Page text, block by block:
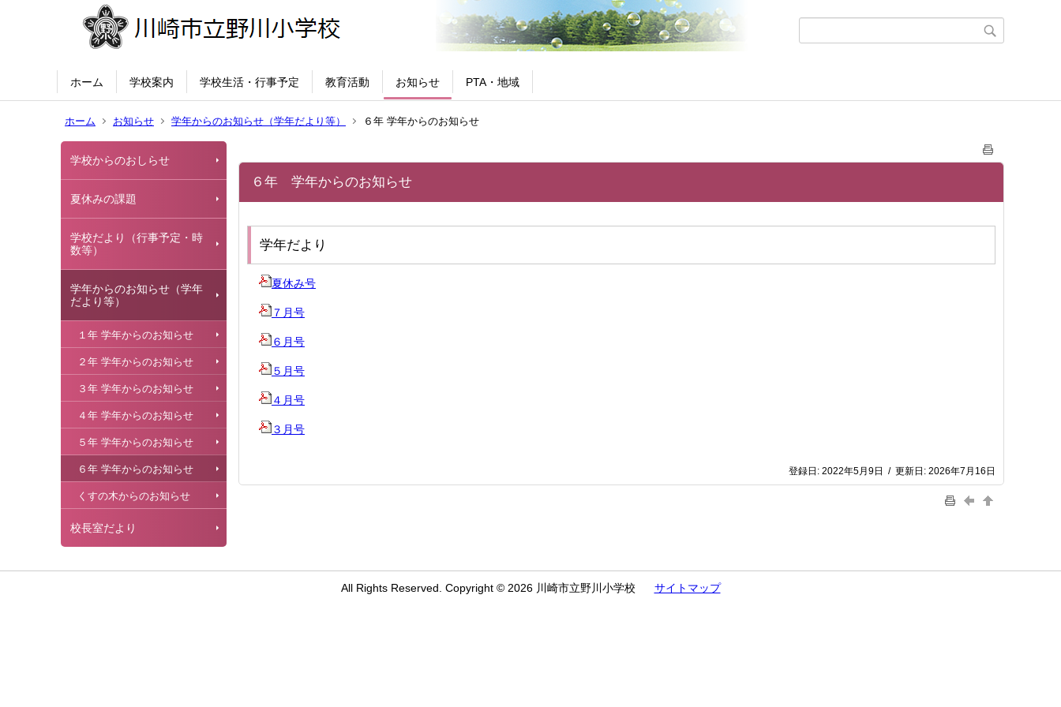
ホーム 学校案内 学校生活・行事予定 教育活動 お知らせ PTA・地域
ホーム お知らせ 学年からのお知らせ（学年だより等） ６年 学年からのお知らせ
学校からのおしらせ
夏休みの課題
学校だより（行事予定・時
数等）
学年からのお知らせ（学年
だより等）
１年 学年からのお知らせ
２年 学年からのお知らせ
３年 学年からのお知らせ
４年 学年からのお知らせ
５年 学年からのお知らせ
６年 学年からのお知らせ
くすの木からのお知らせ
校長室だより
６年 学年からのお知らせ
学年だより
夏休み号
７月号
６月号
５月号
４月号
３月号
登録日: 2022年5月9日 / 更新日: 2026年7月16日
All Rights Reserved. Copyright © 2026 川崎市立野川小学校 サイトマップ